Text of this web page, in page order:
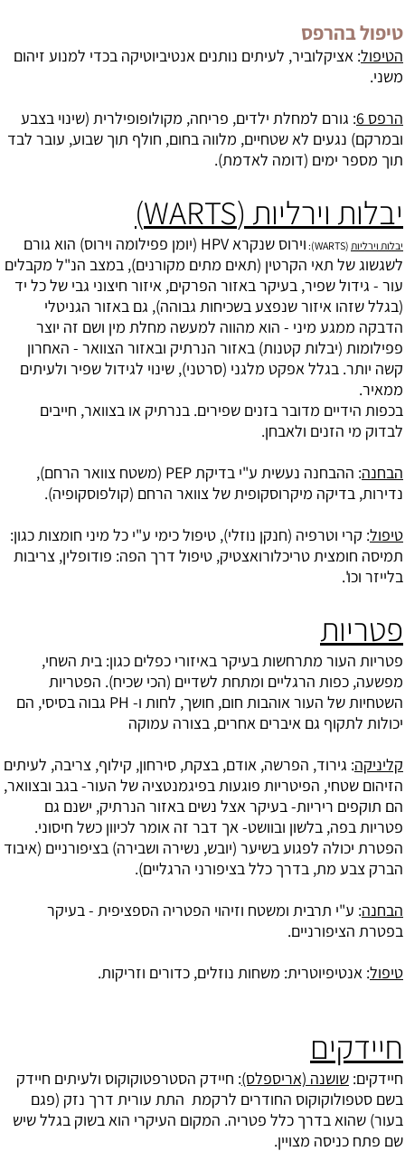
טיפול בהרפס
הטיפול: אציקלוביר, לעיתים נותנים אנטיביוטיקה בכדי למנוע זיהום
משני.
הרפס 6
: גורם למחלת ילדים, פריחה, מקולופופילרית (שינוי בצבע
ובמרקם) נגעים לא שטחיים, מלווה בחום, חולף תוך שבוע, עובר לבד
תוך מספר ימים (דומה לאדמת).
יבלות וירליות (WARTS)
יבלות וירליות (WARTS):
וירוס שנקרא HPV (יומן פפילומה וירוס) הוא גורם
לשגשוג של תאי הקרטין (תאים מתים מקורנים), במצב הנ"ל מקבלים
עור - גידול שפיר, בעיקר באזור הפרקים, איזור חיצוני גבי של כל יד
(בגלל שזהו איזור שנפצע בשכיחות גבוהה), גם באזור הגניטלי
הדבקה ממגע מיני - הוא מהווה למעשה מחלת מין ושם זה יוצר
פפילומות (יבלות קטנות) באזור הנרתיק ובאזור הצוואר - האחרון
קשה יותר. בגלל אפקט מלגני (סרטני), שינוי לגידול שפיר ולעיתים
ממאיר.
בכפות הידיים מדובר בזנים שפירים. בנרתיק או בצוואר, חייבים
לבדוק מי הזנים ולאבחן.
הבחנה
: ההבחנה נעשית ע"י בדיקת PEP (משטח צוואר הרחם),
נדירות, בדיקה מיקרוסקופית של צוואר הרחם (קולפוסקופיה).
טיפול: קרי וטרפיה (חנקן נוזלי), טיפול כימי ע"י כל מיני חומצות כגון:
תמיסה חומצית טריכלורואצטיק, טיפול דרך הפה: פודופלין, צריבות
בלייזר וכו'.
פטריות
פטריות העור מתרחשות בעיקר באיזורי כפלים כגון: בית השחי,
מפשעה, כפות הרגליים ומתחת לשדיים (הכי שכיח). הפטריות
השטחיות של העור אוהבות חום, חושך, לחות ו- PH גבוה בסיסי, הם
יכולות לתקוף גם איברים אחרים, בצורה עמוקה
קליניקה: גירוד, הפרשה, אודם, בצקת, סירחון, קילוף, צריבה, לעיתים
הזיהום שטחי, הפיטריות פוגעות בפיגמנטציה של העור- בגב ובצוואר,
הם תוקפים ריריות- בעיקר אצל נשים באזור הנרתיק, ישנם גם
פטריות בפה, בלשון ובוושט- אך דבר זה אומר לכיוון כשל חיסוני.
הפטרת יכולה לפגוע בשיער (יובש, נשירה ושבירה) בציפורניים (איבוד
הברק צבע מת, בדרך כלל בציפורני הרגליים).
הבחנה: ע"י תרבית ומשטח וזיהוי הפטריה הספציפית - בעיקר
בפטרת הציפורניים.
טיפול: אנטיפיוטרית: משחות נוזלים, כדורים וזריקות.
חיידקים
חיידקים: שושנה (אריספלס): חיידק הסטרפטוקוקוס ולעיתים חיידק
בשם סטפולוקוקוס החודרים לרקמת התת עורית דרך נזק (פגם
בעור) שהוא בדרך כלל פטריה. המקום העיקרי הוא בשוק בגלל שיש
שם פתח כניסה מצויין.